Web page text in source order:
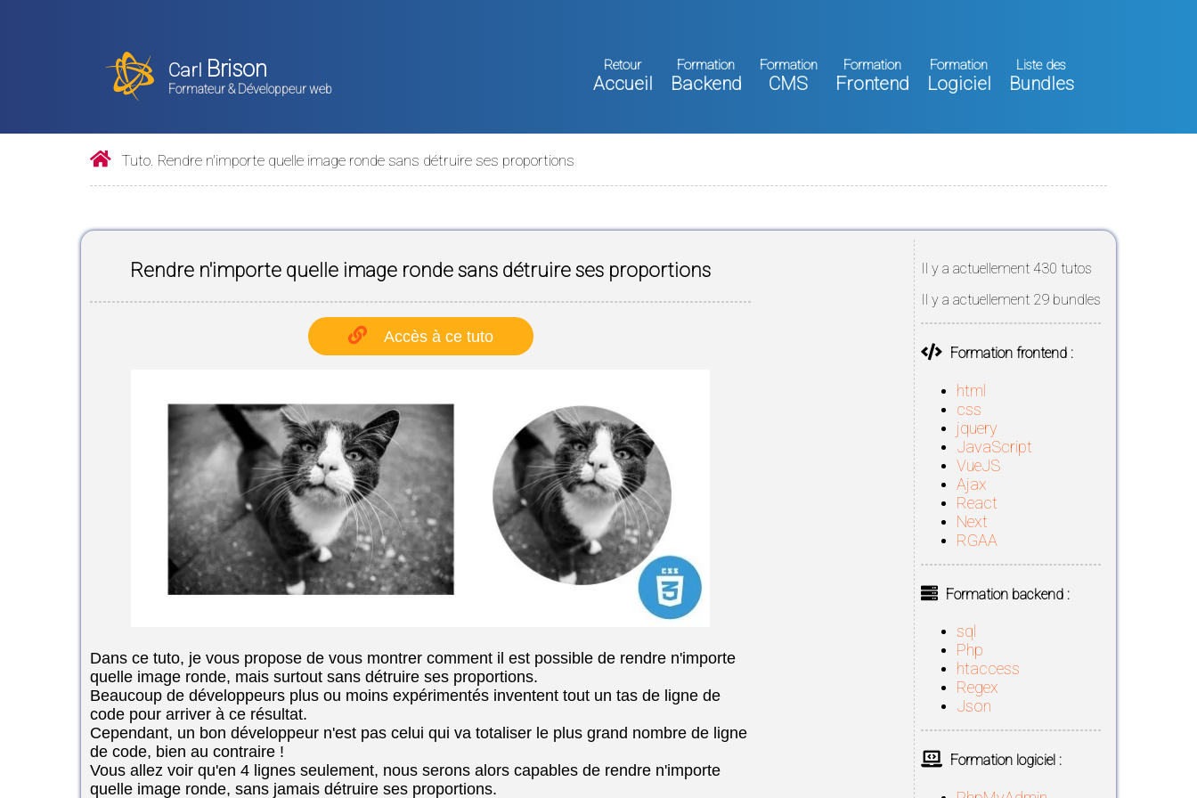
Carl Brison
Formateur & Développeur web
Retour
Accueil
Formation
Backend
Formation
CMS
Formation
Frontend
Formation
Logiciel
Liste des
Bundles
Tuto. Rendre n'importe quelle image ronde sans détruire ses proportions
Rendre n'importe quelle image ronde sans détruire ses proportions
Accès à ce tuto
Dans ce tuto, je vous propose de vous montrer comment il est possible de rendre n'importe
quelle image ronde, mais surtout sans détruire ses proportions.
Beaucoup de développeurs plus ou moins expérimentés inventent tout un tas de ligne de
code pour arriver à ce résultat.
Cependant, un bon développeur n'est pas celui qui va totaliser le plus grand nombre de ligne
de code, bien au contraire !
Vous allez voir qu'en 4 lignes seulement, nous serons alors capables de rendre n'importe
quelle image ronde, sans jamais détruire ses proportions.
Il y a actuellement 430 tutos
Il y a actuellement 29 bundles
Formation frontend :
html
css
jquery
JavaScript
VueJS
Ajax
React
Next
RGAA
Formation backend :
sql
Php
htaccess
Regex
Json
Formation logiciel :